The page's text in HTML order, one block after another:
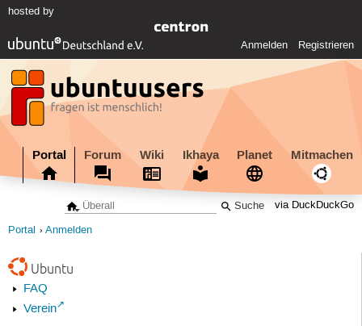
hosted by
Anmelden Registrieren
Portal Forum Wiki Ikhaya Planet Mitmachen
via DuckDuckGo
Portal Anmelden
Ubuntu
FAQ
Verein